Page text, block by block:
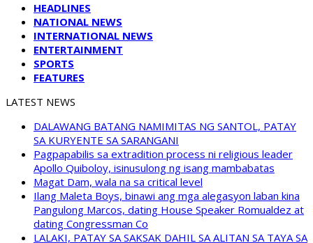
HEADLINES
NATIONAL NEWS
INTERNATIONAL NEWS
ENTERTAINMENT
SPORTS
FEATURES
LATEST NEWS
DALAWANG BATANG NAMIMITAS NG SANTOL, PATAY
SA KURYENTE SA SARANGANI
Pagpapabilis sa extradition process ni religious leader
Apollo Quiboloy, isinusulong ng isang mambabatas
Magat Dam, wala na sa critical level
Ilang Maleta Boys, binawi ang mga alegasyon laban kina
Pangulong Marcos, dating House Speaker Romualdez at
dating Congressman Co
LALAKI, PATAY SA SAKSAK DAHIL SA ALITAN SA TAYA SA